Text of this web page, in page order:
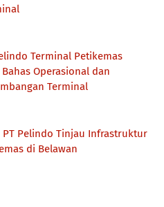
Terminal Petikemas
Bahas Operasional dan
Terminal
Pelindo Tinjau Infrastruktur
di Belawan